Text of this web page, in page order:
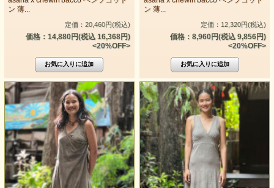
ン 薄...
定価：20,460円(税込)
価格：14,880円(税込 16,368円)
<20%OFF>
ン 薄...
定価：12,320円(税込)
価格：8,960円(税込 9,856円)
<20%OFF>